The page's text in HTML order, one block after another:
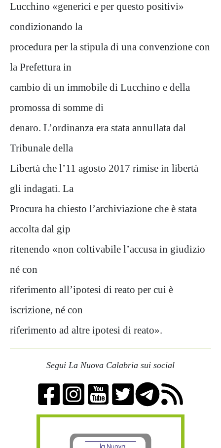
Lucchino «generici e per questo positivi»
condizionando la
procedura per la stipula di una convenzione con
la Prefettura in
cambio di un immobile di Lucchino e della
promossa di somme di
denaro. L’ordinanza era stata annullata dal
Tribunale della
Libertà che l’11 agosto 2017 rimise in libertà
gli indagati. La
Procura ha chiesto l’archiviazione che è stata
accolta dal gip
ritenendo «non coltivabile l’accusa in giudizio
né con
riferimento all’ipotesi di reato per cui è
iscrizione, né con
riferimento ad altre ipotesi di reato».
Segui La Nuova Calabria sui social